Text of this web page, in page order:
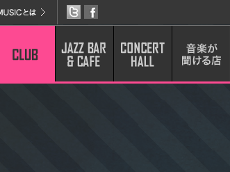
駅の2番出口内に軒を構え、全国にも例のない駅から0分のCLUB
ゲエ・エレクト...